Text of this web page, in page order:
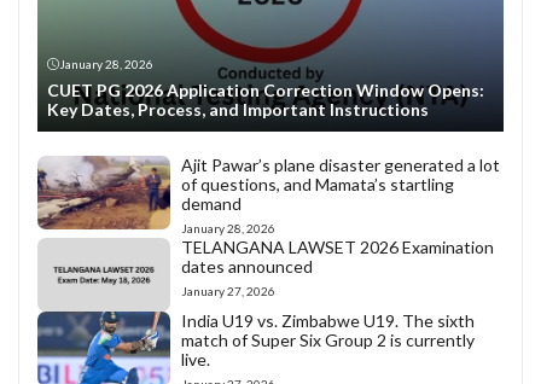
January 28, 2026
CUET PG 2026 Application Correction Window Opens:
Key Dates, Process, and Important Instructions
Ajit Pawar’s plane disaster generated a lot
of questions, and Mamata’s startling
demand
January 28, 2026
TELANGANA LAWSET 2026 Examination
dates announced
January 27, 2026
India U19 vs. Zimbabwe U19. The sixth
match of Super Six Group 2 is currently
live.